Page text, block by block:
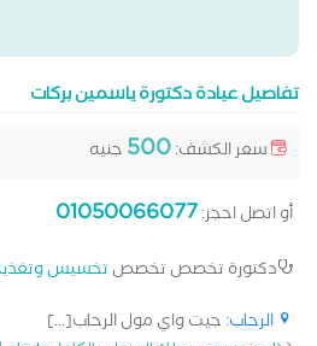
تفاصيل عيادة دكتورة ياسمين بركات
سعر الكشف:500 جنيه
أو اتصل احجز:01050066077
دكتورة تخصص تخصص تخسيس
الرحاب: جيت واي مول الرحاب[...]